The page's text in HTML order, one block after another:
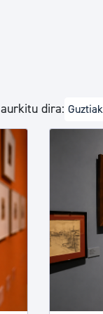
aurkitu dira: Guztiak